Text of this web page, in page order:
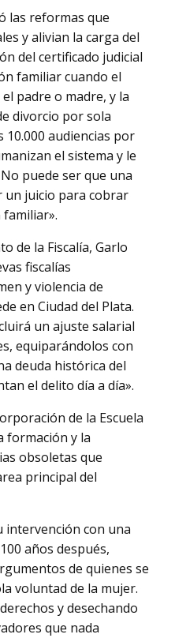
las reformas que
y alivian la carga del
del certificado judicial
familiar cuando el
padre o madre, y la
divorcio por sola
audiencias por
el sistema y le
puede ser que una
juicio para cobrar
familiar».
de la Fiscalía, Garlo
fiscalías
y violencia de
en Ciudad del Plata.
un ajuste salarial
equiparándolos con
deuda histórica del
el delito día a día».
de la Escuela
formación y la
obsoletas que
principal del
intervención con una
años después,
de quienes se
voluntad de la mujer.
y desechando
que nada